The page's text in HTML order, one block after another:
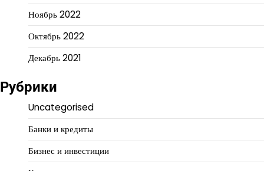
Ноябрь 2022
Октябрь 2022
Декабрь 2021
Рубрики
Uncategorised
Банки и кредиты
Бизнес и инвестиции